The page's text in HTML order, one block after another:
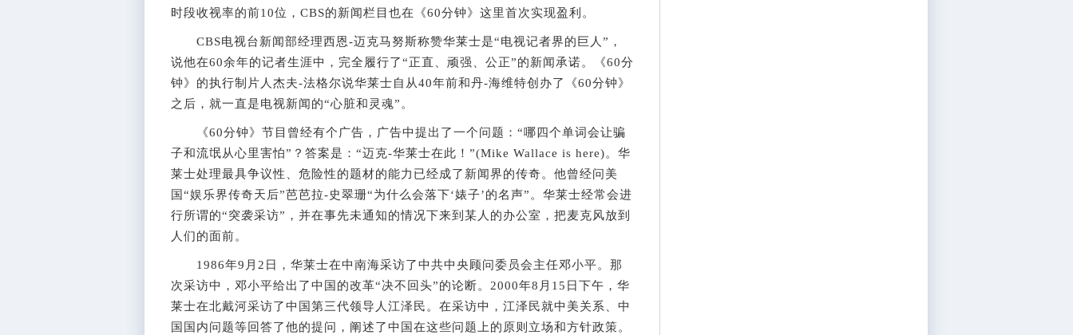
时段收视率的前10位，CBS的新闻栏目也在《60分钟》这里首次实现盈利。
CBS电视台新闻部经理西恩-迈克马努斯称赞华莱士是“电视记者界的巨人”，
说他在60余年的记者生涯中，完全履行了“正直、顽强、公正”的新闻承诺。《60分
钟》的执行制片人杰夫-法格尔说华莱士自从40年前和丹-海维特创办了《60分钟》
之后，就一直是电视新闻的“心脏和灵魂”。
《60分钟》节目曾经有个广告，广告中提出了一个问题：“哪四个单词会让骗
子和流氓从心里害怕”？答案是：“迈克-华莱士在此！”(Mike Wallace is here)。华
莱士处理最具争议性、危险性的题材的能力已经成了新闻界的传奇。他曾经问美
国“娱乐界传奇天后”芭芭拉-史翠珊“为什么会落下‘婊子’的名声”。华莱士经常会进
行所谓的“突袭采访”，并在事先未通知的情况下来到某人的办公室，把麦克风放到
人们的面前。
1986年9月2日，华莱士在中南海采访了中共中央顾问委员会主任邓小平。那
次采访中，邓小平给出了中国的改革“决不回头”的论断。2000年8月15日下午，华
莱士在北戴河采访了中国第三代领导人江泽民。在采访中，江泽民就中美关系、中
国国内问题等回答了他的提问，阐述了中国在这些问题上的原则立场和方针政策。